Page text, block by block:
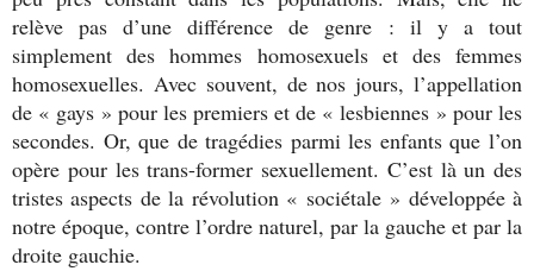
relève pas d’une différence de genre : il y a tout
simplement des hommes homosexuels et des femmes
homosexuelles. Avec souvent, de nos jours, l’appellation
de « gays » pour les premiers et de « lesbiennes » pour les
secondes. Or, que de tragédies parmi les enfants que l’on
opère pour les trans-former sexuellement. C’est là un des
tristes aspects de la révolution « sociétale » développée à
notre époque, contre l’ordre naturel, par la gauche et par la
droite gauchie.